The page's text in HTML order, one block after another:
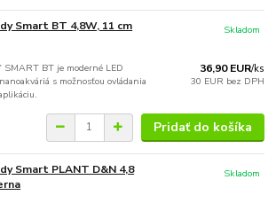
Smart BT 4,8W, 11 cm
SMART BT je moderné LED
s možnosťou ovládania
36,90 EUR/ks
30 EUR bez DPH
Skladom
Pridať do košíka
Smart PLANT D&N 4,8
Skladom